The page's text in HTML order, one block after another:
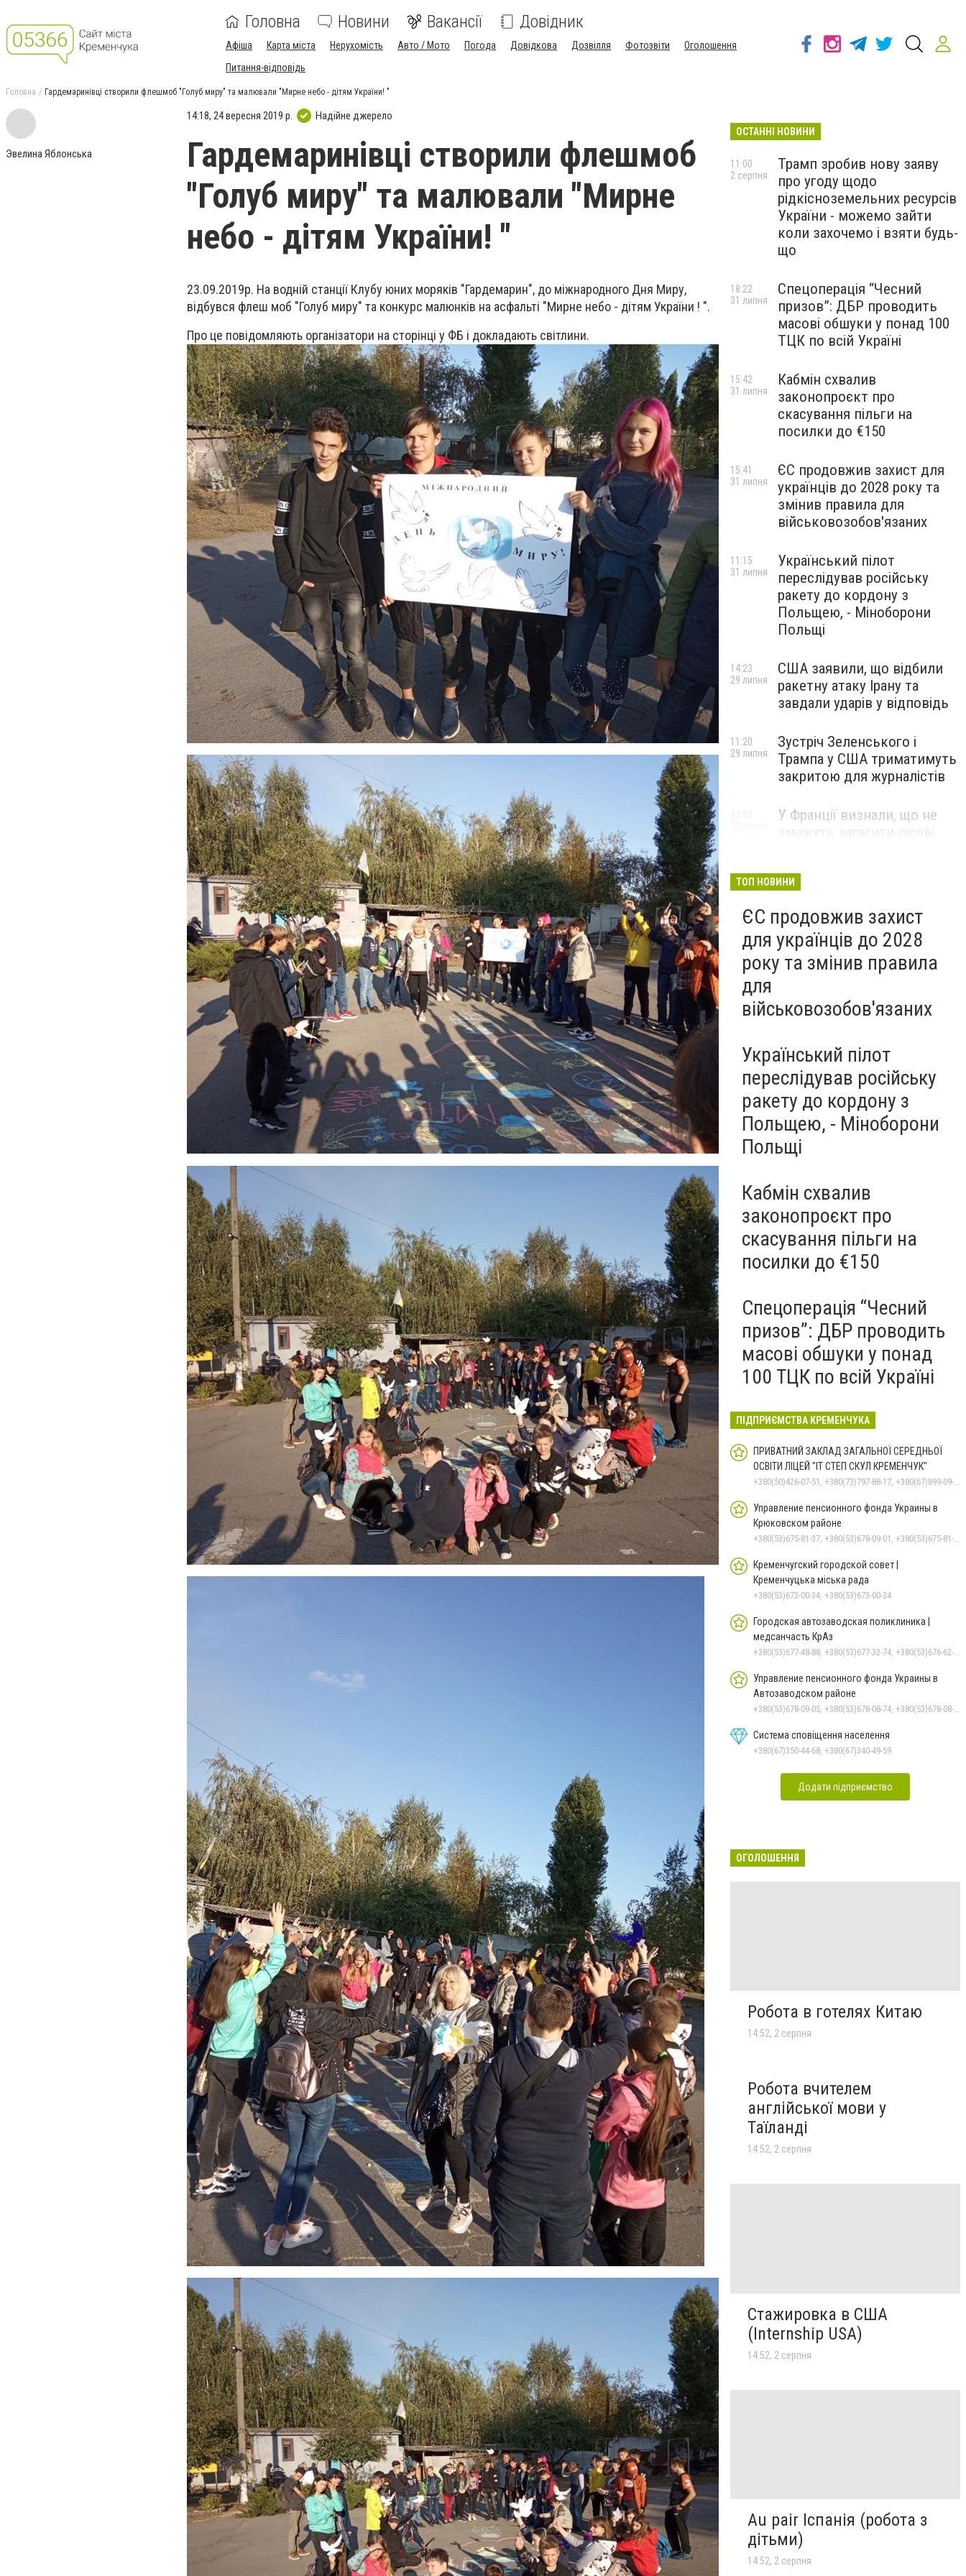
Головна Новини Вакансії Довідник
Афіша Карта міста Нерухомість Авто / Мото Погода Довідкова Дозвілля Фотозвіти
Оголошення
Питання-відповідь
Головна Гардемаринівці створили флешмоб "Голуб миру" та малювали "Мирне небо - дітям України! "
Эвелина Яблонська
14:18, 24 вересня 2019 р. Надійне джерело
Гардемаринівці створили флешмоб
"Голуб миру" та малювали "Мирне
небо - дітям України! "
23.09.2019р. На водній станції Клубу юних моряків "Гардемарин", до міжнародного Дня Миру,
відбувся флеш моб "Голуб миру" та конкурс малюнків на асфальті "Мирне небо - дітям України ! ".
Про це повідомляють організатори на сторінці у ФБ і докладають світлини.
ОСТАННІ НОВИНИ
Трамп зробив нову заяву
про угоду щодо
рідкісноземельних ресурсів
України - можемо зайти
коли захочемо і взяти будь-
що
11:00
2 серпня
Спецоперація “Чесний
призов”: ДБР проводить
масові обшуки у понад 100
ТЦК по всій Україні
18:22
31 липня
Кабмін схвалив
законопроєкт про
скасування пільги на
посилки до €150
15:42
31 липня
ЄС продовжив захист для
українців до 2028 року та
змінив правила для
військовозобов'язаних
15:41
31 липня
Український пілот
переслідував російську
ракету до кордону з
Польщею, - Міноборони
Польщі
11:15
31 липня
США заявили, що відбили
ракетну атаку Ірану та
завдали ударів у відповідь
14:23
29 липня
Зустріч Зеленського і
Трампа у США триматимуть
закритою для журналістів
11:20
29 липня
У Франції визнали, що не
ТОП НОВИНИ
ЄС продовжив захист
для українців до 2028
року та змінив правила
для
військовозобов'язаних
Український пілот
переслідував російську
ракету до кордону з
Польщею, - Міноборони
Польщі
Кабмін схвалив
законопроєкт про
скасування пільги на
посилки до €150
Спецоперація “Чесний
призов”: ДБР проводить
масові обшуки у понад
100 ТЦК по всій Україні
ПІДПРИЄМСТВА КРЕМЕНЧУКА
ПРИВАТНИЙ ЗАКЛАД ЗАГАЛЬНОЇ СЕРЕДНЬОЇ
ОСВІТИ ЛІЦЕЙ "ІТ СТЕП СКУЛ КРЕМЕНЧУК"
+380(50)426-07-51, +380(73)797-88-17, +380(67)899-09-16
Управление пенсионного фонда Украины в
Крюковском районе
+380(53)675-81-37, +380(53)678-09-01, +380(53)675-81-32, +380(53)675-81-40, +380(53)675-81-33, +380(53)675-81-38, +380(53)675-81-31, +380(53)678-08-87
Кременчугский городской совет |
Кременчуцька міська рада
+380(53)673-00-34, +380(53)673-00-34
Городская автозаводская поликлиника |
медсанчасть КрАз
+380(53)677-48-88, +380(53)677-32-74, +380(53)676-62-99, +380536766187
Управление пенсионного фонда Украины в
Автозаводском районе
+380(53)678-09-05, +380(53)678-08-74, +380(53)678-08-83, +380(53)678-08-41, +380(53)678-08-86
Система сповіщення населення
+380(67)350-44-68, +380(67)340-49-59
Додати підприємство
ОГОЛОШЕННЯ
Робота в готелях Китаю
14:52, 2 серпня
Робота вчителем
англійської мови у
Таїланді
14:52, 2 серпня
Стажировка в США
(Internship USA)
14:52, 2 серпня
Au pair Іспанія (робота з
дітьми)
14:52, 2 серпня